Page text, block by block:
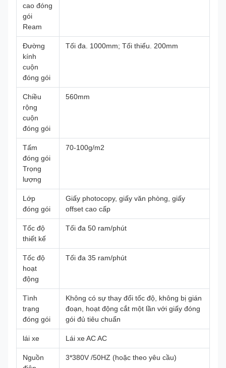
cao đóng
gói
Ream
Đường
kính
cuộn
đóng gói
Tối đa. 1000mm; Tối thiểu. 200mm
Chiều
rộng
cuộn
đóng gói
560mm
Tấm
đóng gói
Trọng
lượng
70-100g/m2
Lớp
đóng gói
Giấy photocopy, giấy văn phòng, giấy
offset cao cấp
Tốc độ
thiết kế
Tối đa 50 ram/phút
Tốc độ
hoạt
động
Tối đa 35 ram/phút
Tình
trạng
đóng gói
Không có sự thay đổi tốc độ, không bị gián
đoạn, hoạt động cắt một lần với giấy đóng
gói đủ tiêu chuẩn
lái xe Lái xe AC AC
Nguồn
3*380V /50HZ (hoặc theo yêu cầu)